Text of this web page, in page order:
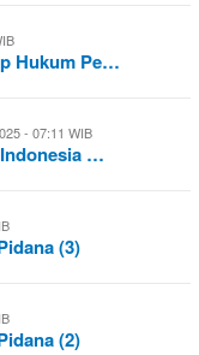
Hukum Pe…
- 07:11 WIB
…
(3)
(2)